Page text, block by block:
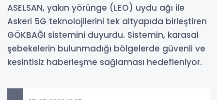
ASELSAN, yakın yörünge (LEO) uydu ağı ile
Askeri 5G teknolojilerini tek altyapıda birleştiren
GÖKBAĞI sistemini duyurdu. Sistemin, karasal
şebekelerin bulunmadığı bölgelerde güvenli ve
kesintisiz haberleşme sağlaması hedefleniyor.